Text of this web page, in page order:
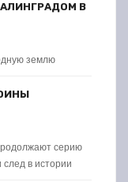
В
землю
серию
в истории